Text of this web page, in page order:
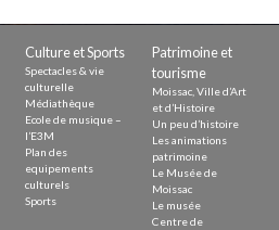
Culture et Sports
Spectacles & vie
culturelle
Médiathèque
Ecole de musique –
l’E3M
Plan des
equipements
culturels
Sports
Patrimoine et
tourisme
Moissac, Ville d’Art
et d’Histoire
Un peu d’histoire
Les animations
patrimoine
Le Musée de
Moissac
Le musée
Centre de